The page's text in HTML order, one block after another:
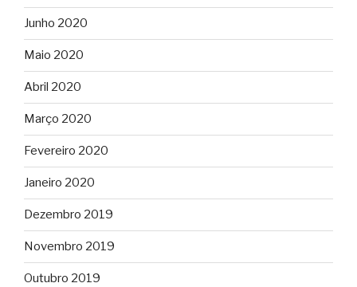
Junho 2020
Maio 2020
Abril 2020
Março 2020
Fevereiro 2020
Janeiro 2020
Dezembro 2019
Novembro 2019
Outubro 2019